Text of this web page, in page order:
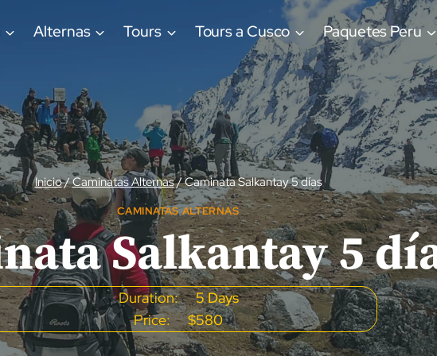
Alternas Tours Tours a Cusco Paquetes Peru
Inicio/Caminatas Alternas/Caminata Salkantay 5 días
CAMINATAS ALTERNAS
Salkantay 5
Duration:
5 Days
Price:
$580